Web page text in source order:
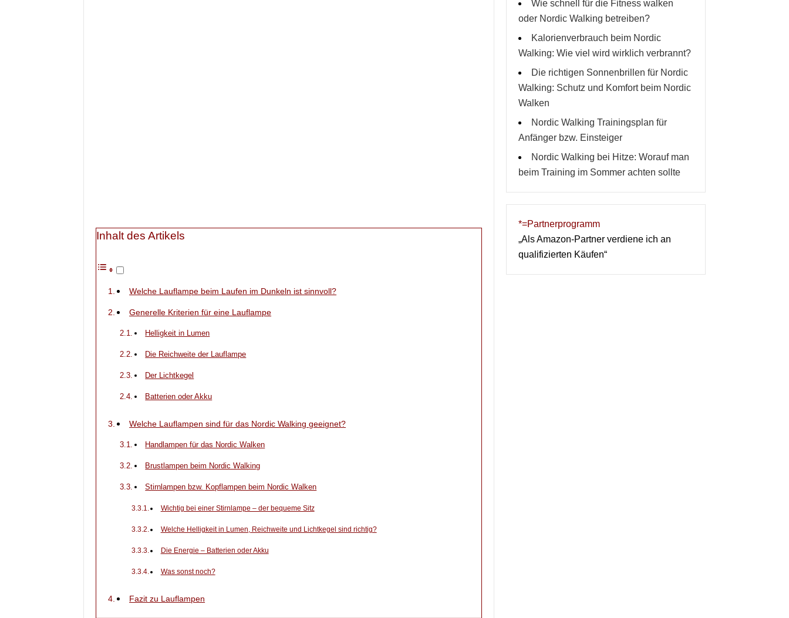
Inhalt des Artikels
Welche Lauflampe beim Laufen im Dunkeln ist sinnvoll?
Generelle Kriterien für eine Lauflampe
Helligkeit in Lumen
Die Reichweite der Lauflampe
Der Lichtkegel
Batterien oder Akku
Welche Lauflampen sind für das Nordic Walking geeignet?
Handlampen für das Nordic Walken
Brustlampen beim Nordic Walking
Stirnlampen bzw. Kopflampen beim Nordic Walken
Wichtig bei einer Stirnlampe – der bequeme Sitz
Welche Helligkeit in Lumen, Reichweite und Lichtkegel sind richtig?
Die Energie – Batterien oder Akku
Was sonst noch?
Fazit zu Lauflampen
Wie schnell für die Fitness walken
oder Nordic Walking betreiben?
Kalorienverbrauch beim Nordic
Walking: Wie viel wird wirklich verbrannt?
Die richtigen Sonnenbrillen für Nordic
Walking: Schutz und Komfort beim Nordic
Walken
Nordic Walking Trainingsplan für
Anfänger bzw. Einsteiger
Nordic Walking bei Hitze: Worauf man
beim Training im Sommer achten sollte
*=Partnerprogramm
„Als Amazon-Partner verdiene ich an
qualifizierten Käufen“